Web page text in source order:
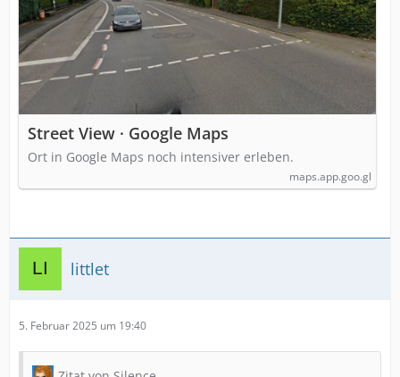
Street View · Google Maps
Ort in Google Maps noch intensiver erleben.
maps.app.goo.gl
littlet
5. Februar 2025 um 19:40